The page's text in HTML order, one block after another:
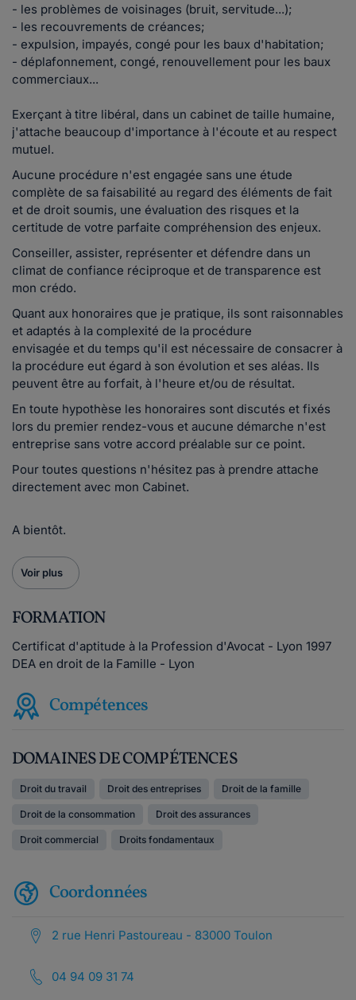
- les problèmes de voisinages (bruit, servitude...);
- les recouvrements de créances;
- expulsion, impayés, congé pour les baux d'habitation;
- déplafonnement, congé, renouvellement pour les baux
commerciaux...
Exerçant à titre libéral, dans un cabinet de taille humaine,
j'attache beaucoup d'importance à l'écoute et au respect
mutuel.
Aucune procédure n'est engagée sans une étude
complète de sa faisabilité au regard des éléments de fait
et de droit soumis, une évaluation des risques et la
certitude de votre parfaite compréhension des enjeux.
Conseiller, assister, représenter et défendre dans un
climat de confiance réciproque et de transparence est
mon crédo.
Quant aux honoraires que je pratique, ils sont raisonnables
et adaptés à la complexité de la procédure
envisagée et du temps qu'il est nécessaire de consacrer à
la procédure eut égard à son évolution et ses aléas. Ils
peuvent être au forfait, à l'heure et/ou de résultat.
En toute hypothèse les honoraires sont discutés et fixés
lors du premier rendez-vous et aucune démarche n'est
entreprise sans votre accord préalable sur ce point.
Pour toutes questions n'hésitez pas à prendre attache
directement avec mon Cabinet.
A bientôt.
Voir plus
FORMATION
Certificat d'aptitude à la Profession d'Avocat - Lyon 1997
DEA en droit de la Famille - Lyon
Compétences
DOMAINES DE COMPÉTENCES
Droit du travail Droit des entreprises Droit de la famille
Droit de la consommation Droit des assurances
Droit commercial Droits fondamentaux
Coordonnées
2 rue Henri Pastoureau - 83000 Toulon
04 94 09 31 74